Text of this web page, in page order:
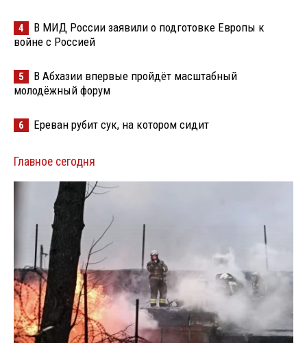
4
В МИД России заявили о подготовке Европы к
войне с Россией
5
В Абхазии впервые пройдёт масштабный
молодёжный форум
6 Ереван рубит сук, на котором сидит
Главное сегодня